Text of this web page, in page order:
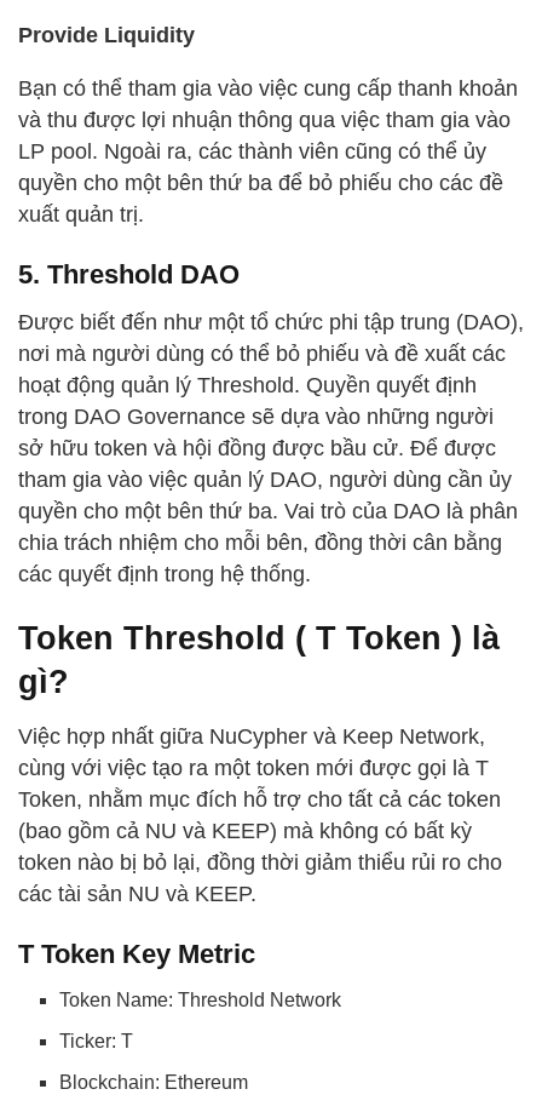
Provide Liquidity
Bạn có thể tham gia vào việc cung cấp thanh khoản
và thu được lợi nhuận thông qua việc tham gia vào
LP pool. Ngoài ra, các thành viên cũng có thể ủy
quyền cho một bên thứ ba để bỏ phiếu cho các đề
xuất quản trị.
5. Threshold DAO
Được biết đến như một tổ chức phi tập trung (DAO),
nơi mà người dùng có thể bỏ phiếu và đề xuất các
hoạt động quản lý Threshold. Quyền quyết định
trong DAO Governance sẽ dựa vào những người
sở hữu token và hội đồng được bầu cử. Để được
tham gia vào việc quản lý DAO, người dùng cần ủy
quyền cho một bên thứ ba. Vai trò của DAO là phân
chia trách nhiệm cho mỗi bên, đồng thời cân bằng
các quyết định trong hệ thống.
Token Threshold ( T Token ) là
gì?
Việc hợp nhất giữa NuCypher và Keep Network,
cùng với việc tạo ra một token mới được gọi là T
Token, nhằm mục đích hỗ trợ cho tất cả các token
(bao gồm cả NU và KEEP) mà không có bất kỳ
token nào bị bỏ lại, đồng thời giảm thiểu rủi ro cho
các tài sản NU và KEEP.
T Token Key Metric
​​Token Name: Threshold Network
Ticker: T
Blockchain: Ethereum